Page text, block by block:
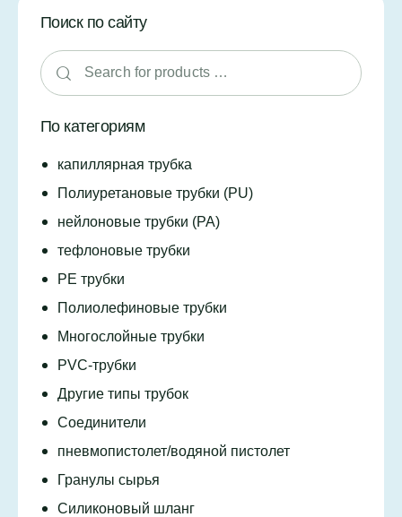
Поиск по сайту
По категориям
капиллярная трубка
Полиуретановые трубки (PU)
нейлоновые трубки (PA)
тефлоновые трубки
PE трубки
Полиолефиновые трубки
Многослойные трубки
PVC-трубки
Другие типы трубок
Соединители
пневмопистолет/водяной пистолет
Гранулы сырья
Силиконовый шланг